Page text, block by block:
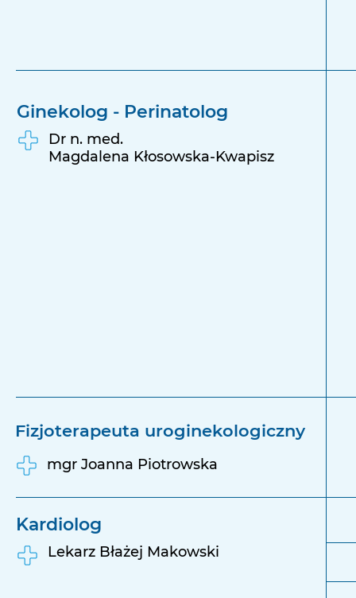
Ginekolog - Perinatolog
Kardiolog
Fizjoterapeuta uroginekologiczny
Dr n. med.
Magdalena Kłosowska-Kwapisz
Lekarz Błażej Makowski
mgr Joanna Piotrowska